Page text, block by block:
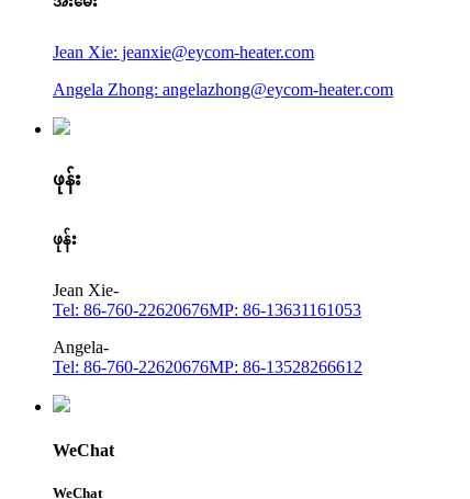
Jean Xie: jeanxie@eycom-heater.com
Angela Zhong: angelazhong@eycom-heater.com
ဖုန်း
ဖုန်း
Jean Xie-
Tel: 86-760-22620676MP: 86-13631161053
Angela-
Tel: 86-760-22620676MP: 86-13528266612
WeChat
WeChat